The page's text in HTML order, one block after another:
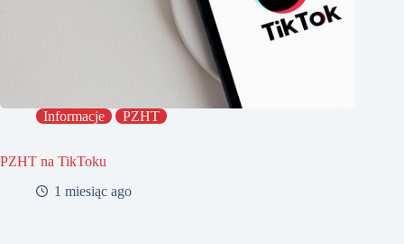
Informacje PZHT
PZHT na TikToku
1 miesiąc ago